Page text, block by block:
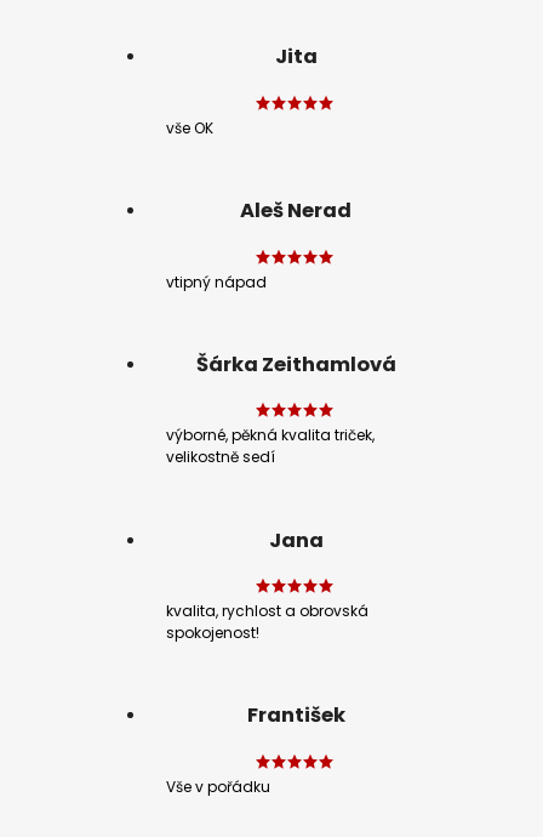
Jita
vše OK
Aleš Nerad
vtipný nápad
Šárka Zeithamlová
výborné, pěkná kvalita triček,
velikostně sedí
Jana
kvalita, rychlost a obrovská
spokojenost!
František
Vše v pořádku